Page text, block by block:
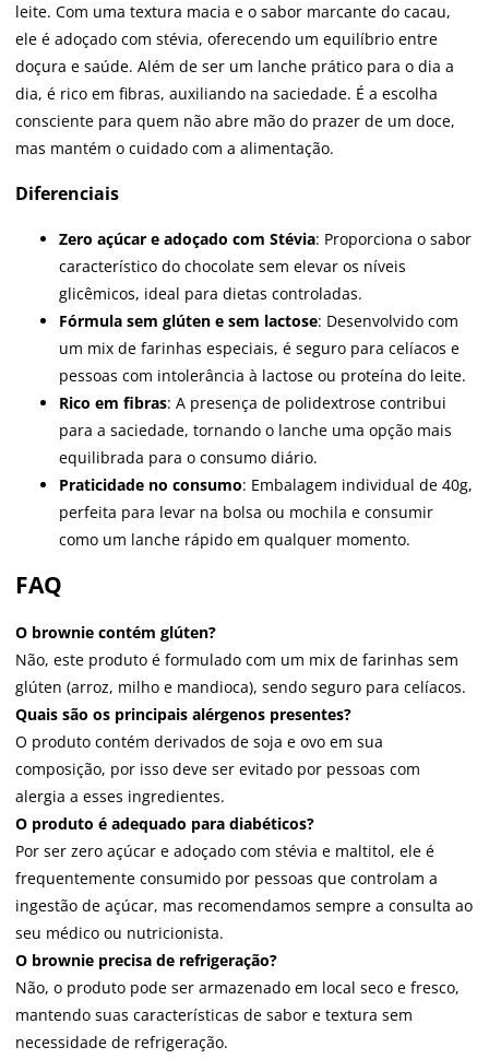
leite. Com uma textura macia e o sabor marcante do cacau,
ele é adoçado com stévia, oferecendo um equilíbrio entre
doçura e saúde. Além de ser um lanche prático para o dia a
dia, é rico em fibras, auxiliando na saciedade. É a escolha
consciente para quem não abre mão do prazer de um doce,
mas mantém o cuidado com a alimentação.
Diferenciais
Zero açúcar e adoçado com Stévia: Proporciona o sabor
característico do chocolate sem elevar os níveis
glicêmicos, ideal para dietas controladas.
Fórmula sem glúten e sem lactose: Desenvolvido com
um mix de farinhas especiais, é seguro para celíacos e
pessoas com intolerância à lactose ou proteína do leite.
Rico em fibras: A presença de polidextrose contribui
para a saciedade, tornando o lanche uma opção mais
equilibrada para o consumo diário.
Praticidade no consumo: Embalagem individual de 40g,
perfeita para levar na bolsa ou mochila e consumir
como um lanche rápido em qualquer momento.
FAQ
O brownie contém glúten?
Não, este produto é formulado com um mix de farinhas sem
glúten (arroz, milho e mandioca), sendo seguro para celíacos.
Quais são os principais alérgenos presentes?
O produto contém derivados de soja e ovo em sua
composição, por isso deve ser evitado por pessoas com
alergia a esses ingredientes.
O produto é adequado para diabéticos?
Por ser zero açúcar e adoçado com stévia e maltitol, ele é
frequentemente consumido por pessoas que controlam a
ingestão de açúcar, mas recomendamos sempre a consulta ao
seu médico ou nutricionista.
O brownie precisa de refrigeração?
Não, o produto pode ser armazenado em local seco e fresco,
mantendo suas características de sabor e textura sem
necessidade de refrigeração.